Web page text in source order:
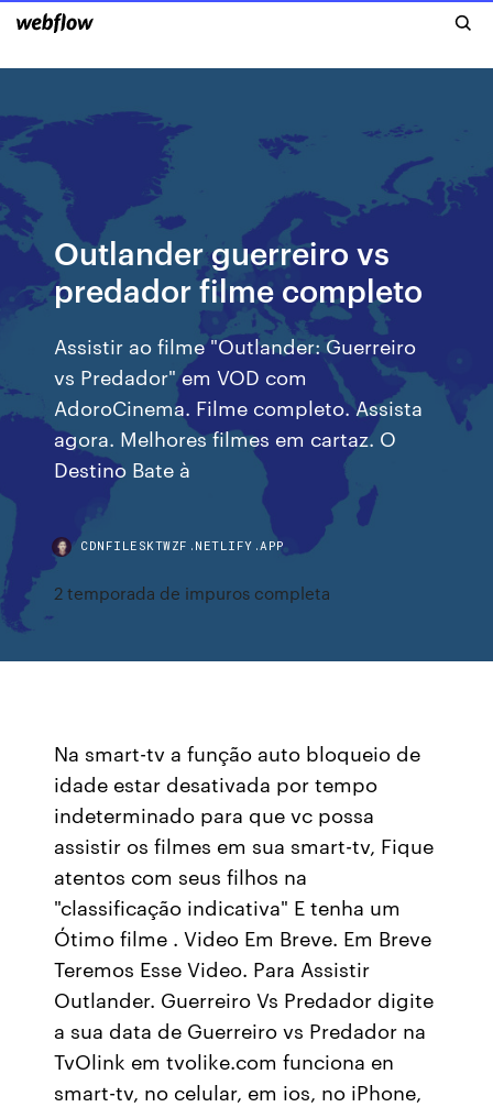
Outlander guerreiro vs
predador filme completo
Assistir ao filme "Outlander: Guerreiro
vs Predador" em VOD com
AdoroCinema. Filme completo. Assista
agora. Melhores filmes em cartaz. O
Destino Bate à
CDNFILESKTWZF.NETLIFY.APP
2 temporada de impuros completa
Na smart-tv a função auto bloqueio de
idade estar desativada por tempo
indeterminado para que vc possa
assistir os filmes em sua smart-tv, Fique
atentos com seus filhos na
"classificação indicativa" E tenha um
Ótimo filme . Video Em Breve. Em Breve
Teremos Esse Video. Para Assistir
Outlander. Guerreiro Vs Predador digite
a sua data de Guerreiro vs Predador na
TvOlink em tvolike.com funciona en
smart-tv, no celular, em ios, no iPhone,